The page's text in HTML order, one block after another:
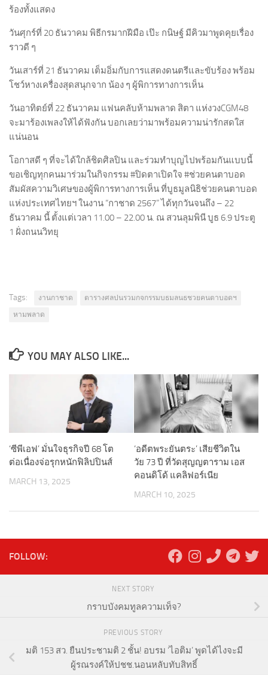
ร้องทั้งแสดง
วันศุกร์ที่ 20 ธันวาคม พิธีกรมากฝีมือ เป๊ะ กนิษฐ์ มีคิวมาพูดคุยเรื่อง
ราวดี ๆ
วันเสาร์ที่ 21 ธันวาคม เต็มอิ่มกับการแสดงดนตรีและขับร้อง พร้อม
โชว์หางเครื่องสุดสนุกจาก น้อง ๆ ผู้พิการทางการเห็น
วันอาทิตย์ที่ 22 ธันวาคม แฟนคลับห้ามพลาด สิตา แห่งวงCGM48
จะมาร้องเพลงให้ได้ฟังกัน บอกเลยว่ามาพร้อมความน่ารักสดใส
แน่นอน
โอกาสดี ๆ ที่จะได้ใกล้ชิดศิลปิน และร่วมทำบุญไปพร้อมกันแบบนี้
ขอเชิญทุกคนมาร่วมในกิจกรรม #ปิดตาเปิดใจ #ช่วยคนตาบอด
สัมผัสความวิเศษของผู้พิการทางการเห็น ที่บูธมูลนิธิช่วยคนตาบอด
แห่งประเทศไทยฯ ในงาน “กาชาด 2567” ได้ทุกวันจนถึง – 22
ธันวาคม นี้ ตั้งแต่เวลา 11.00 – 22.00 น. ณ สวนลุมพินี บูธ 6.9 ประตู
1 ฝั่งถนนวิทยุ
Tags: งานกาชาด
ตารางศลปนรวมกจกรรมบธมลนธชวยคนตาบอดฯ
หามพลาด
YOU MAY ALSO LIKE...
‘ซีพีเอฟ’ มั่นใจธุรกิจปี 68 โต
ต่อเนื่องจ่อรุกหนักฟิลิปปินส์
MARCH 13, 2025
‘อดีตพระยันตระ’ เสียชีวิตใน
วัย 73 ปี ที่วัดสุญญตาราม เอส
คอนดิโด้ แคลิฟอร์เนีย
MARCH 10, 2025
FOLLOW:
NEXT STORY
กราบบังคมทูลความเท็จ?
PREVIOUS STORY
มติ 153 สว. ยืนประชามติ 2 ชั้น! อบรม ‘ไอติม’ พูดได้ไงจะมี
ผู้รณรงค์ให้ปชช.นอนหลับทับสิทธิ์